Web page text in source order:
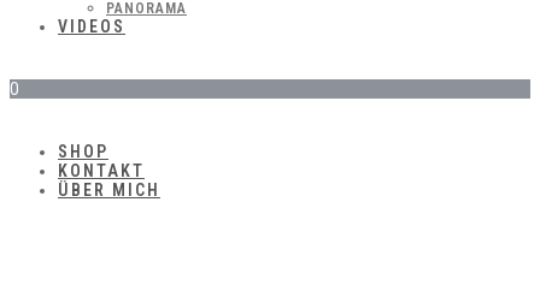
PANORAMA
VIDEOS
0
SHOP
KONTAKT
ÜBER MICH